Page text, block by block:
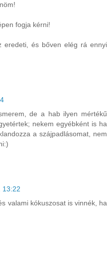
fogja kérni!
eredeti, és bőven elég rá ennyi
de a hab ilyen mértékű
nekem egyébként is ha
a szájpadlásomat, nem
13:22
valami kókuszosat is vinnék, ha